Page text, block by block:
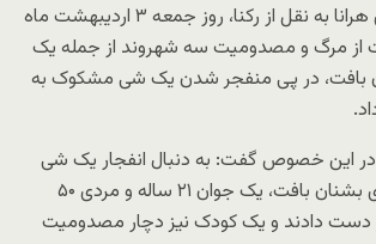
به گزارش خبرگزاری هرانا به نقل از رکنا، روز جمعه ۳ اردیبهشت ماه
بافت از مرگ و مصدومیت سه شهروند از جمله یک
بافت، در پی منفجر شدن یک شی مشکوک به
در این خصوص گفت: به دنبال انفجار یک شی
مشکوک در روستای بشنان بافت، یک جوان ۲۱ ساله و مردی ۵۰
دست دادند و یک کودک نیز دچار مصدومیت